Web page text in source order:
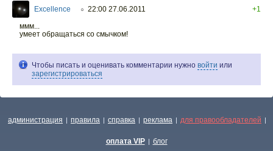
Excellence ○ 22:00 27.06.2011
+1
ммм...
умеет обращаться со смычком!
Чтобы писать и оценивать комментарии нужно войти или
зарегистрироваться
администрация | правила | справка | реклама | для правообладателей |
оплата VIP | блог